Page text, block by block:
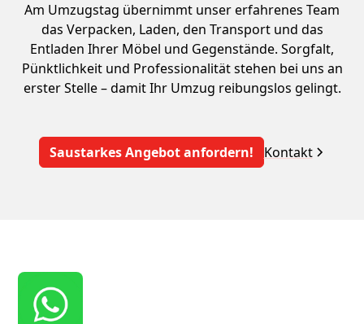
Am Umzugstag übernimmt unser erfahrenes Team
das Verpacken, Laden, den Transport und das
Entladen Ihrer Möbel und Gegenstände. Sorgfalt,
Pünktlichkeit und Professionalität stehen bei uns an
erster Stelle – damit Ihr Umzug reibungslos gelingt.
Saustarkes Angebot anfordern! Kontakt